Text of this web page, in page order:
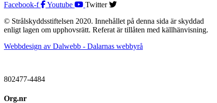
Facebook-f Youtube
Twitter
© Strålskyddsstiftelsen 2020. Innehållet på denna sida är skyddad
enligt lagen om upphovsrätt. Referat är tillåten med källhänvisning.
Webbdesign av Dalwebb - Dalarnas webbyrå
802477-4484
Org.nr